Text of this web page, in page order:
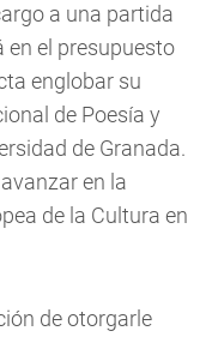
a una partida
en el presupuesto
englobar su
de Poesía y
de Granada.
en la
de la Cultura en
de otorgarle